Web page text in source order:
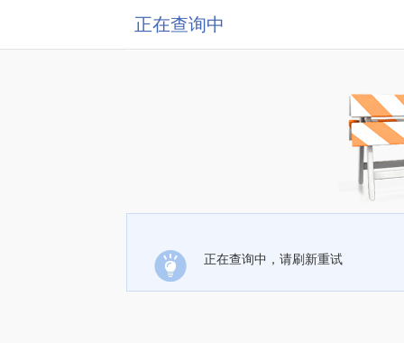
正在查询中
正在查询中，请刷新重试